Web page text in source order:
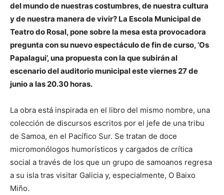
del mundo de nuestras costumbres, de nuestra cultura
y de nuestra manera de vivir? La Escola Municipal de
Teatro do Rosal, pone sobre la mesa esta provocadora
pregunta con su nuevo espectáculo de fin de curso, ’Os
Papalagui’, una propuesta con la que subirán al
escenario del auditorio municipal este viernes 27 de
junio a las 20.30 horas.
La obra está inspirada en el libro del mismo nombre, una
colección de discursos escritos por el jefe de una tribu
de Samoa, en el Pacífico Sur. Se tratan de doce
micromonólogos humorísticos y cargados de crítica
social a través de los que un grupo de samoanos regresa
a su isla tras visitar Galicia y, especialmente, O Baixo
Miño.